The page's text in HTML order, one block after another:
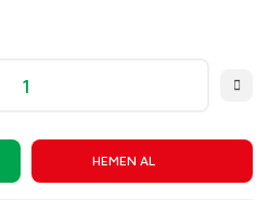
HEMEN AL